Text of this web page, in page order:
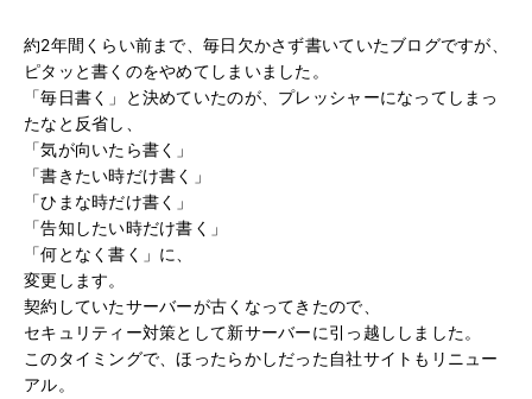
約2年間くらい前まで、毎日欠かさず書いていたブログですが、
ピタッと書くのをやめてしまいました。
「毎日書く」と決めていたのが、プレッシャーになってしまっ
たなと反省し、
「気が向いたら書く」
「書きたい時だけ書く」
「ひまな時だけ書く」
「告知したい時だけ書く」
「何となく書く」に、
変更します。
契約していたサーバーが古くなってきたので、
セキュリティー対策として新サーバーに引っ越ししました。
このタイミングで、ほったらかしだった自社サイトもリニュー
アル。